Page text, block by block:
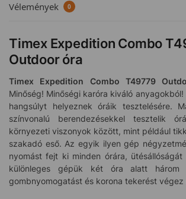
Vélemények 0
Timex Expedition Combo
Outdoor óra
Timex Expedition Combo T49779
Minőség! Minőségi karóra kiváló
hangsúlyt helyeznek óráik tesztelésére.
színvonalú berendezésekkel tesztelik
környezeti viszonyok között, mint például
szakadó eső. Az egyik ilyen gép
nyomást fejt ki minden órára, ütésállóságát
különleges gépük két óra alatt három
gombnyomogatást és korona tekerést végez